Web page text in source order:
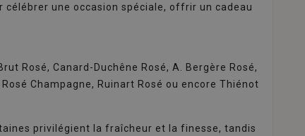
une occasion spéciale, offrir un cadeau
Rosé, Canard-Duchêne Rosé, A. Bergère Rosé,
Champagne, Ruinart Rosé ou encore Thiénot
privilégient la fraîcheur et la finesse, tandis